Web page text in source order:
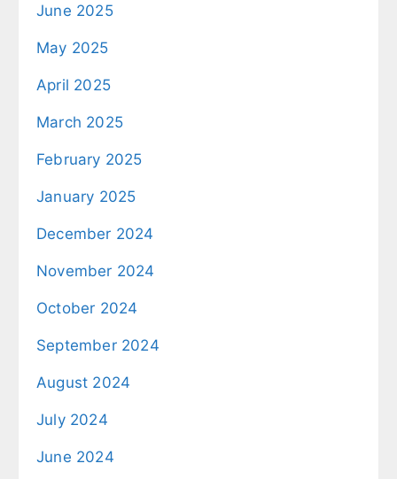
June 2025
May 2025
April 2025
March 2025
February 2025
January 2025
December 2024
November 2024
October 2024
September 2024
August 2024
July 2024
June 2024